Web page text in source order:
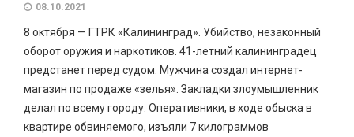
08.10.2021
8 октября — ГТРК «Калининград». Убийство, незаконный
оборот оружия и наркотиков. 41-летний калининградец
предстанет перед судом. Мужчина создал интернет-
магазин по продаже «зелья». Закладки злоумышленник
делал по всему городу. Оперативники, в ходе обыска в
квартире обвиняемого, изъяли 7 килограммов